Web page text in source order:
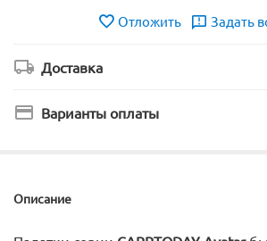
Отложить Задать
Доставка
Варианты оплаты
Описание